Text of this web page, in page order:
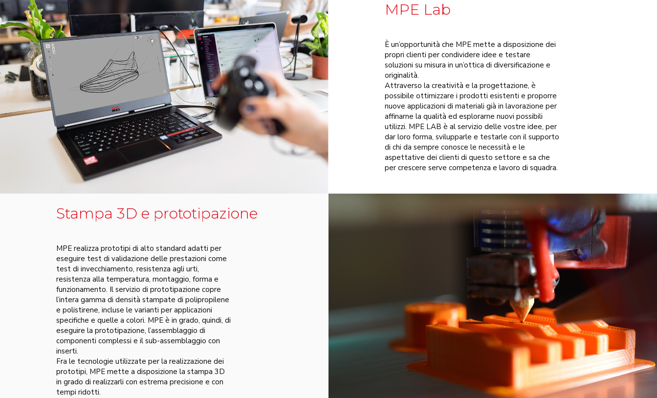
MPE Lab
È un’opportunità che MPE mette a disposizione dei
propri clienti per condividere idee e testare
soluzioni su misura in un’ottica di diversificazione e
originalità.
Attraverso la creatività e la progettazione, è
possibile ottimizzare i prodotti esistenti e proporre
nuove applicazioni di materiali già in lavorazione per
affinarne la qualità ed esplorarne nuovi possibili
utilizzi. MPE LAB è al servizio delle vostre idee, per
dar loro forma, svilupparle e testarle con il supporto
di chi da sempre conosce le necessità e le
aspettative dei clienti di questo settore e sa che
per crescere serve competenza e lavoro di squadra.
Stampa 3D e prototipazione
MPE realizza prototipi di alto standard adatti per
eseguire test di validazione delle prestazioni come
test di invecchiamento, resistenza agli urti,
resistenza alla temperatura, montaggio, forma e
funzionamento. Il servizio di prototipazione copre
l’intera gamma di densità stampate di polipropilene
e polistirene, incluse le varianti per applicazioni
specifiche e quelle a colori. MPE è in grado, quindi, di
eseguire la prototipazione, l’assemblaggio di
componenti complessi e il sub-assemblaggio con
inserti.
Fra le tecnologie utilizzate per la realizzazione dei
prototipi, MPE mette a disposizione la stampa 3D
in grado di realizzarli con estrema precisione e con
tempi ridotti.